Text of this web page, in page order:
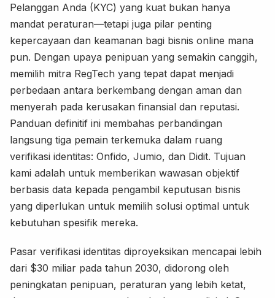
Pelanggan Anda (KYC) yang kuat bukan hanya
mandat peraturan—tetapi juga pilar penting
kepercayaan dan keamanan bagi bisnis online mana
pun. Dengan upaya penipuan yang semakin canggih,
memilih mitra RegTech yang tepat dapat menjadi
perbedaan antara berkembang dengan aman dan
menyerah pada kerusakan finansial dan reputasi.
Panduan definitif ini membahas perbandingan
langsung tiga pemain terkemuka dalam ruang
verifikasi identitas: Onfido, Jumio, dan Didit. Tujuan
kami adalah untuk memberikan wawasan objektif
berbasis data kepada pengambil keputusan bisnis
yang diperlukan untuk memilih solusi optimal untuk
kebutuhan spesifik mereka.
Pasar verifikasi identitas diproyeksikan mencapai lebih
dari $30 miliar pada tahun 2030, didorong oleh
peningkatan penipuan, peraturan yang lebih ketat,